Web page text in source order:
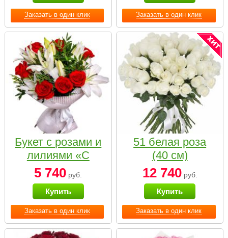
Заказать в один клик Заказать в один клик
Заказать в один клик
Букет с розами и
лилиями «С
наилучшими
пожеланиями»
5 740 руб.
Купить
Заказать в один клик
51 белая роза
(40 см)
12 740руб.
Купить